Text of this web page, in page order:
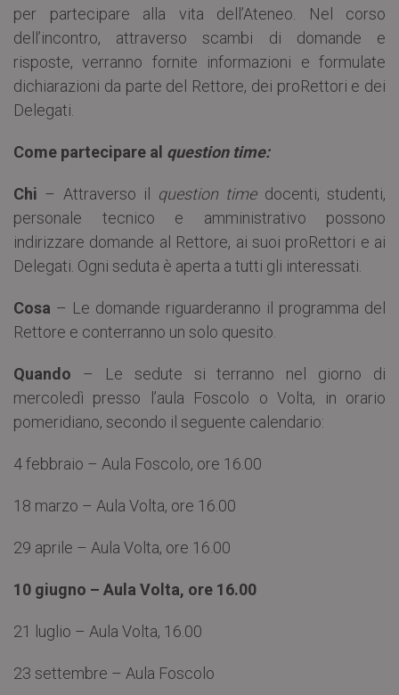
per partecipare alla vita dell’Ateneo. Nel corso
dell’incontro, attraverso scambi di domande e
risposte, verranno fornite informazioni e formulate
dichiarazioni da parte del Rettore, dei proRettori e dei
Delegati.
Come partecipare al question time:
Chi – Attraverso il question timedocenti, studenti,
personale tecnico e amministrativo possono
indirizzare domande al Rettore, ai suoi proRettori e ai
Delegati. Ogni seduta è aperta a tutti gli interessati.
Cosa – Le domande riguarderanno il programma del
Rettore e conterranno un solo quesito.
Quando – Le sedute si terranno nel giorno di
mercoledì presso l’aula Foscolo o Volta, in orario
pomeridiano, secondo il seguente calendario:
4 febbraio – Aula Foscolo, ore 16.00
18 marzo – Aula Volta, ore 16.00
29 aprile – Aula Volta, ore 16.00
10 giugno – Aula Volta, ore 16.00
21 luglio – Aula Volta, 16.00
23 settembre – Aula Foscolo